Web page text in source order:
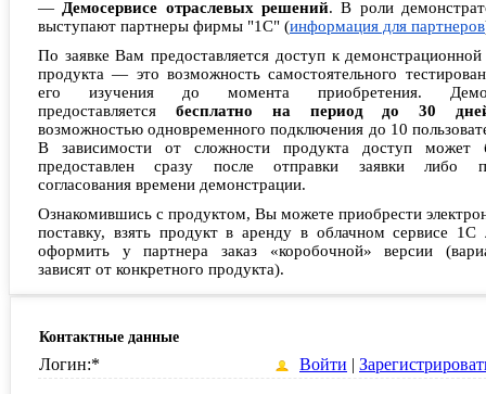
— Демосервисе отраслевых решений. В роли
выступают партнеры фирмы "1С" (информация для партнеров
По заявке Вам предоставляется доступ к демонстрационной
продукта — это возможность самостоятельного
его изучения до момента приобретения.
предоставляется бесплатно на период до 30
возможностью одновременного подключения до 10
В зависимости от сложности продукта доступ может
предоставлен сразу после отправки заявки либо
согласования времени демонстрации.
Ознакомившись с продуктом, Вы можете приобрести
поставку, взять продукт в аренду в облачном сервисе 1С
оформить у партнера заказ «коробочной» версии
зависят от конкретного продукта).
Контактные данные
Логин:* Войти |